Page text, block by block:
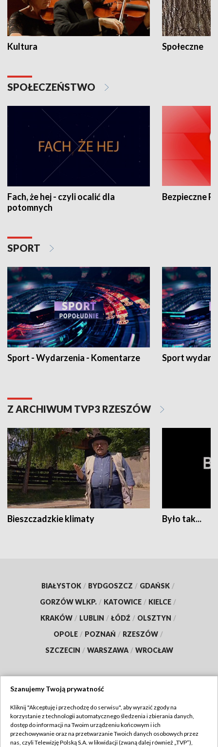
Kultura Społeczne
SPOŁECZEŃSTWO
Fach, że hej - czyli ocalić dla
potomnych
Bezpieczne
SPORT
Sport - Wydarzenia - Komentarze Sport
Z ARCHIWUM TVP3 RZESZÓW
Bieszczadzkie klimaty Było tak...
BIAŁYSTOK / BYDGOSZCZ / GDAŃSK /
GORZÓW WLKP. / KATOWICE / KIELCE /
KRAKÓW / LUBLIN / ŁÓDŹ / OLSZTYN /
OPOLE / POZNAŃ / RZESZÓW /
SZCZECIN / WARSZAWA / WROCŁAW
TVP
Abonament TVP
Regulamin TVP
Szanujemy Twoją prywatność
Kliknij "Akceptuję i przechodzę do serwisu", aby wyrazić zgody na
korzystanie z technologii automatycznego śledzenia i zbierania danych,
dostęp do informacji na Twoim urządzeniu końcowym i ich
przechowywanie oraz na przetwarzanie Twoich danych osobowych przez
nas, czyli Telewizję Polską S.A. w likwidacji (zwaną dalej również „TVP”),